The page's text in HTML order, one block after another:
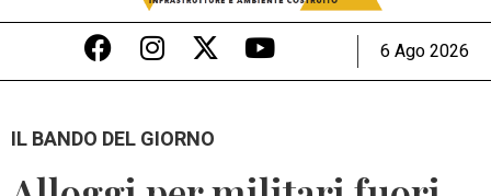
6 Ago 2026
IL BANDO DEL GIORNO